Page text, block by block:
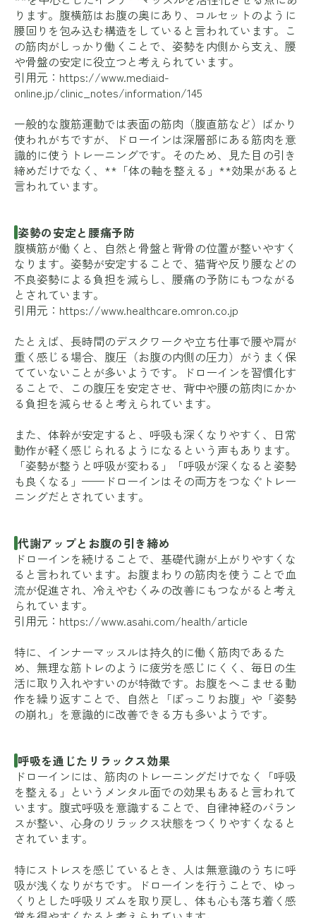
ります。腹横筋はお腹の奥にあり、コルセットのように
腰回りを包み込む構造をしていると言われています。こ
の筋肉がしっかり働くことで、姿勢を内側から支え、腰
や骨盤の安定に役立つと考えられています。
引用元： https://www.mediaid-
online.jp/clinic_notes/information/145
一般的な腹筋運動では表面の筋肉（腹直筋など）ばかり
使われがちですが、ドローインは深層部にある筋肉を意
識的に使うトレーニングです。そのため、見た目の引き
締めだけでなく、**「体の軸を整える」**効果があると
言われています。
姿勢の安定と腰痛予防
腹横筋が働くと、自然と骨盤と背骨の位置が整いやすく
なります。姿勢が安定することで、猫背や反り腰などの
不良姿勢による負担を減らし、腰痛の予防にもつながる
とされています。
引用元： https://www.healthcare.omron.co.jp
たとえば、長時間のデスクワークや立ち仕事で腰や肩が
重く感じる場合、腹圧（お腹の内側の圧力）がうまく保
てていないことが多いようです。ドローインを習慣化す
ることで、この腹圧を安定させ、背中や腰の筋肉にかか
る負担を減らせると考えられています。
また、体幹が安定すると、呼吸も深くなりやすく、日常
動作が軽く感じられるようになるという声もあります。
「姿勢が整うと呼吸が変わる」「呼吸が深くなると姿勢
も良くなる」——ドローインはその両方をつなぐトレー
ニングだとされています。
代謝アップとお腹の引き締め
ドローインを続けることで、基礎代謝が上がりやすくな
ると言われています。お腹まわりの筋肉を使うことで血
流が促進され、冷えやむくみの改善にもつながると考え
られています。
引用元： https://www.asahi.com/health/article
特に、インナーマッスルは持久的に働く筋肉であるた
め、無理な筋トレのように疲労を感じにくく、毎日の生
活に取り入れやすいのが特徴です。お腹をへこませる動
作を繰り返すことで、自然と「ぽっこりお腹」や「姿勢
の崩れ」を意識的に改善できる方も多いようです。
呼吸を通じたリラックス効果
ドローインには、筋肉のトレーニングだけでなく「呼吸
を整える」というメンタル面での効果もあると言われて
います。腹式呼吸を意識することで、自律神経のバラン
スが整い、心身のリラックス状態をつくりやすくなると
されています。
特にストレスを感じているとき、人は無意識のうちに呼
吸が浅くなりがちです。ドローインを行うことで、ゆっ
くりとした呼吸リズムを取り戻し、体も心も落ち着く感